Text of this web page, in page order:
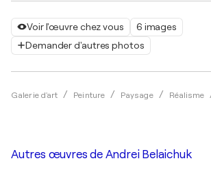
Voir l'œuvre chez vous
6 images
Demander d'autres photos
Galerie d'art Peinture Paysage Réalisme
Autres œuvres de Andrei Belaichuk